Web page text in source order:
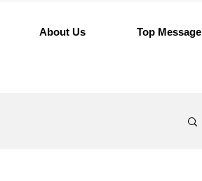
About Us Top Message